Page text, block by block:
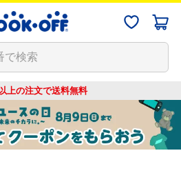
上の注文で送料無料